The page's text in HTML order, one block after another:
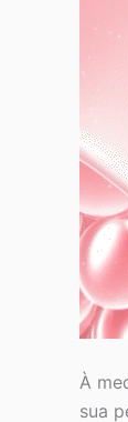
À
sua